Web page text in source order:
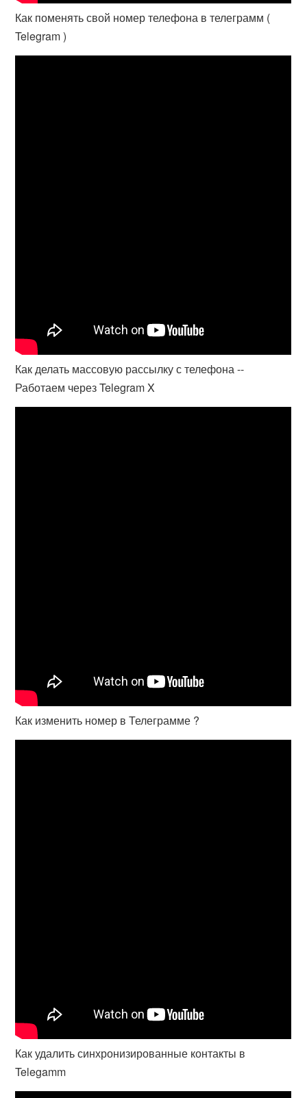
Как поменять свой номер телефона в телеграмм (
Telegram )
Как делать массовую рассылку с телефона --
Работаем через Telegram X
Как изменить номер в Телеграмме ?
Как удалить синхронизированные контакты в
Telegamm